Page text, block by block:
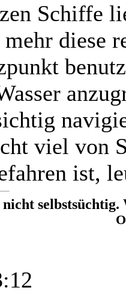
Schiffe
diese
viel von
ist,
nicht